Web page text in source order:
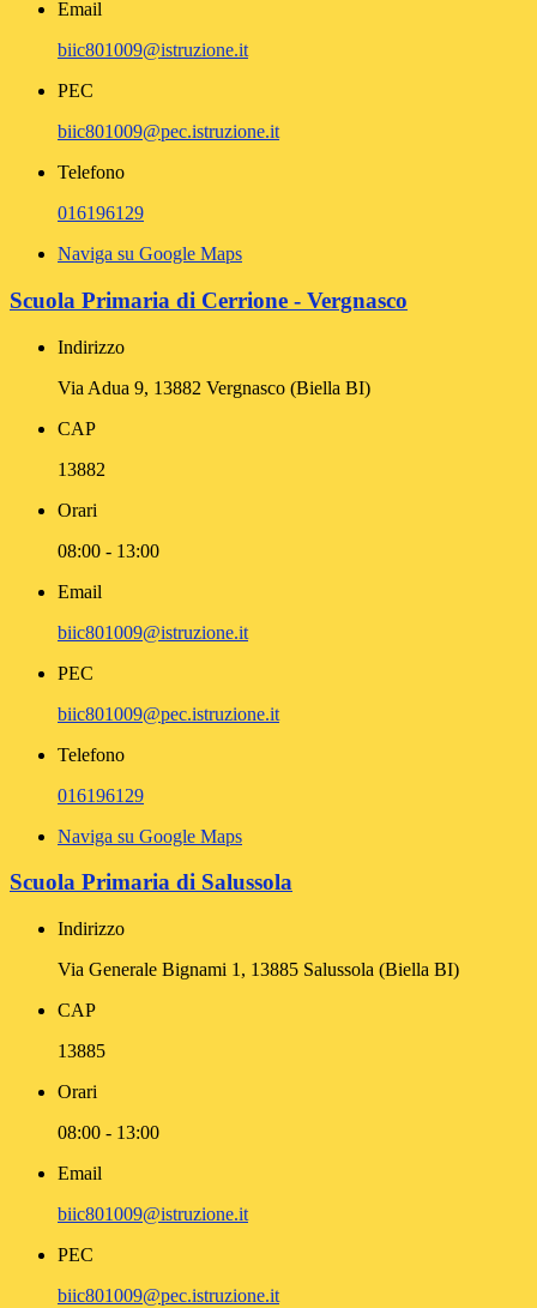
Email
biic801009@istruzione.it
PEC
biic801009@pec.istruzione.it
Telefono
016196129
Naviga su Google Maps
Scuola Primaria di Cerrione - Vergnasco
Indirizzo
Via Adua 9, 13882 Vergnasco (Biella BI)
CAP
13882
Orari
08:00 - 13:00
Email
biic801009@istruzione.it
PEC
biic801009@pec.istruzione.it
Telefono
016196129
Naviga su Google Maps
Scuola Primaria di Salussola
Indirizzo
Via Generale Bignami 1, 13885 Salussola (Biella BI)
CAP
13885
Orari
08:00 - 13:00
Email
biic801009@istruzione.it
PEC
biic801009@pec.istruzione.it